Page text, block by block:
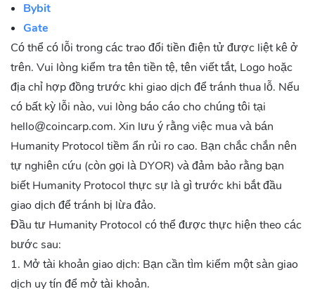
Bybit
Gate
Có thể có lỗi trong các trao đổi tiền điện tử được liệt kê ở
trên. Vui lòng kiểm tra tên tiền tệ, tên viết tắt, Logo hoặc
địa chỉ hợp đồng trước khi giao dịch để tránh thua lỗ. Nếu
có bất kỳ lỗi nào, vui lòng báo cáo cho chúng tôi tại
hello@coincarp.com. Xin lưu ý rằng việc mua và bán
Humanity Protocol tiềm ẩn rủi ro cao. Bạn chắc chắn nên
tự nghiên cứu (còn gọi là DYOR) và đảm bảo rằng bạn
biết Humanity Protocol thực sự là gì trước khi bắt đầu
giao dịch để tránh bị lừa đảo.
Đầu tư Humanity Protocol có thể được thực hiện theo các
bước sau:
1. Mở tài khoản giao dịch: Bạn cần tìm kiếm một sàn giao
dịch uy tín để mở tài khoản.